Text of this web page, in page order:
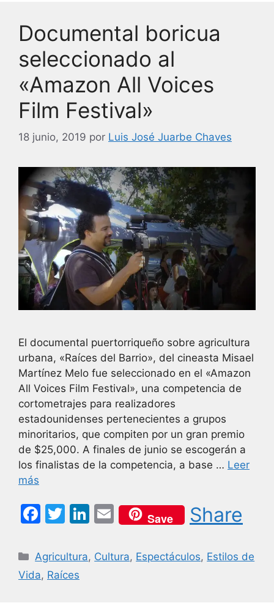
o
k
Documental boricua
seleccionado al
«Amazon All Voices
Film Festival»
18 junio, 2019 por Luis José Juarbe Chaves
El documental puertorriqueño sobre agricultura
urbana, «Raíces del Barrio», del cineasta Misael
Martínez Melo fue seleccionado en el «Amazon
All Voices Film Festival», una competencia de
cortometrajes para realizadores
estadounidenses pertenecientes a grupos
minoritarios, que compiten por un gran premio
de $25,000. A finales de junio se escogerán a
los finalistas de la competencia, a base … Leer
más
F
c
e
T
itt
er
Li
k
E
m
ai
Save Share
Categorías
Agricultura, Cultura, Espectáculos, Estilos de
Vida, Raíces